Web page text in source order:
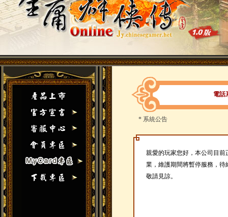
電話
* 系統公告
親愛的玩家您好，本公司目
業，維護期間將暫停服務，
敬請見諒。